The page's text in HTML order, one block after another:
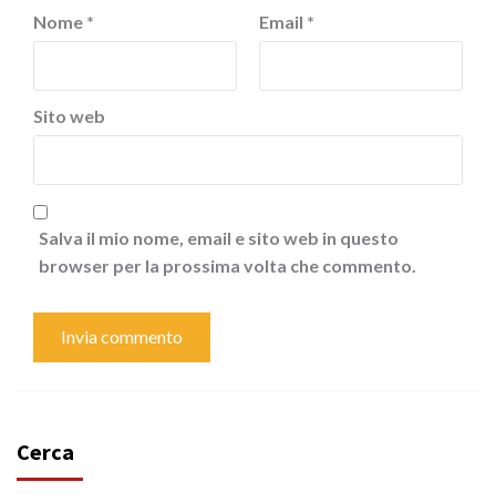
Nome * Email *
Sito web
Salva il mio nome, email e sito web in questo
browser per la prossima volta che commento.
Cerca